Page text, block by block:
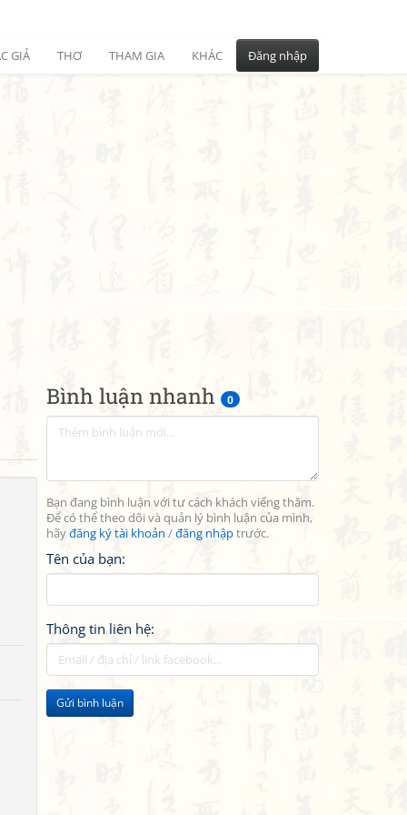
GIẢ THƠ THAM GIA KHÁC Đăng nhập
Bình luận nhanh 0
Bạn đang bình luận với tư cách khách viếng thăm.
Để có thể theo dõi và quản lý bình luận của mình,
hãyđăng ký tài khoản /đăng nhậptrước.
Tên của bạn:
Thông tin liên hệ:
Gửi bình luận